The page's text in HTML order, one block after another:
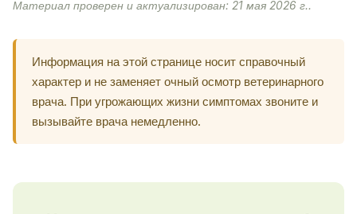
Материал проверен и актуализирован: 21 мая 2026 г..
Информация на этой странице носит справочный
характер и не заменяет очный осмотр ветеринарного
врача. При угрожающих жизни симптомах звоните и
вызывайте врача немедленно.